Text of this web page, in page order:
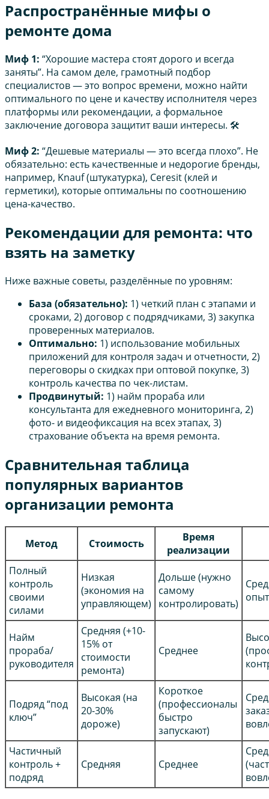
Распространённые мифы о
ремонте дома
Миф 1: “Хорошие мастера стоят дорого и всегда
заняты”. На самом деле, грамотный подбор
специалистов — это вопрос времени, можно найти
оптимального по цене и качеству исполнителя через
платформы или рекомендации, а формальное
заключение договора защитит ваши интересы. 🛠️
Миф 2: “Дешевые материалы — это всегда плохо”. Не
обязательно: есть качественные и недорогие бренды,
например, Knauf (штукатурка), Ceresit (клей и
герметики), которые оптимальны по соотношению
цена-качество.
Рекомендации для ремонта: что
взять на заметку
Ниже важные советы, разделённые по уровням:
База (обязательно): 1) четкий план с этапами и
сроками, 2) договор с подрядчиками, 3) закупка
проверенных материалов.
Оптимально: 1) использование мобильных
приложений для контроля задач и отчетности, 2)
переговоры о скидках при оптовой покупке, 3)
контроль качества по чек-листам.
Продвинутый: 1) найм прораба или
консультанта для ежедневного мониторинга, 2)
фото- и видеофиксация на всех этапах, 3)
страхование объекта на время ремонта.
Сравнительная таблица
популярных вариантов
организации ремонта
Метод Стоимость
Время
реализации
Полный
контроль
своими
силами
Низкая
(экономия на
управляющем)
Дольше (нужно
самому
контролировать)
Найм
прораба/
руководителя
Средняя (+10-
15% от
стоимости
ремонта)
Среднее
Подряд “под
ключ”
Высокая (на
20-30%
дороже)
Короткое
(профессионалы
быстро
запускают)
Частичный
контроль +
подряд
Средняя Среднее